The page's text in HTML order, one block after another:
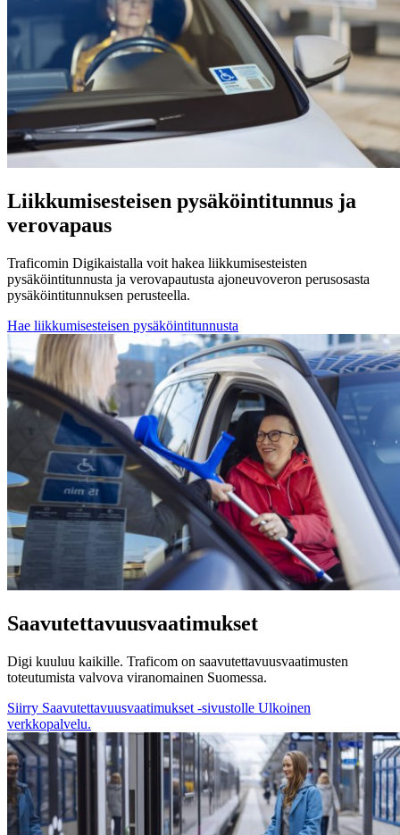
Liikkumisesteisen pysäköintitunnus ja
verovapaus
Traficomin Digikaistalla voit hakea liikkumisesteisten
pysäköintitunnusta ja verovapautusta ajoneuvoveron perusosasta
pysäköintitunnuksen perusteella.
Hae liikkumisesteisen pysäköintitunnusta
Saavutettavuusvaatimukset
Digi kuuluu kaikille. Traficom on saavutettavuusvaatimusten
toteutumista valvova viranomainen Suomessa.
Siirry Saavutettavuusvaatimukset -sivustolle Ulkoinen
verkkopalvelu.